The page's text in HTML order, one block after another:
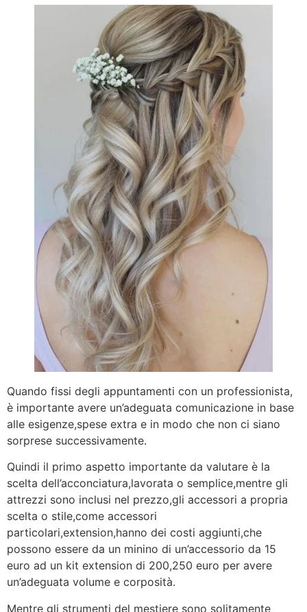
Quando fissi degli appuntamenti con un professionista,
è importante avere un’adeguata comunicazione in base
alle esigenze,spese extra e in modo che non ci siano
sorprese successivamente.
Quindi il primo aspetto importante da valutare è la
scelta dell’acconciatura,lavorata o semplice,mentre gli
attrezzi sono inclusi nel prezzo,gli accessori a propria
scelta o stile,come accessori
particolari,extension,hanno dei costi aggiunti,che
possono essere da un minino di un’accessorio da 15
euro ad un kit extension di 200,250 euro per avere
un’adeguata volume e corposità.
Mentre gli strumenti del mestiere sono solitamente